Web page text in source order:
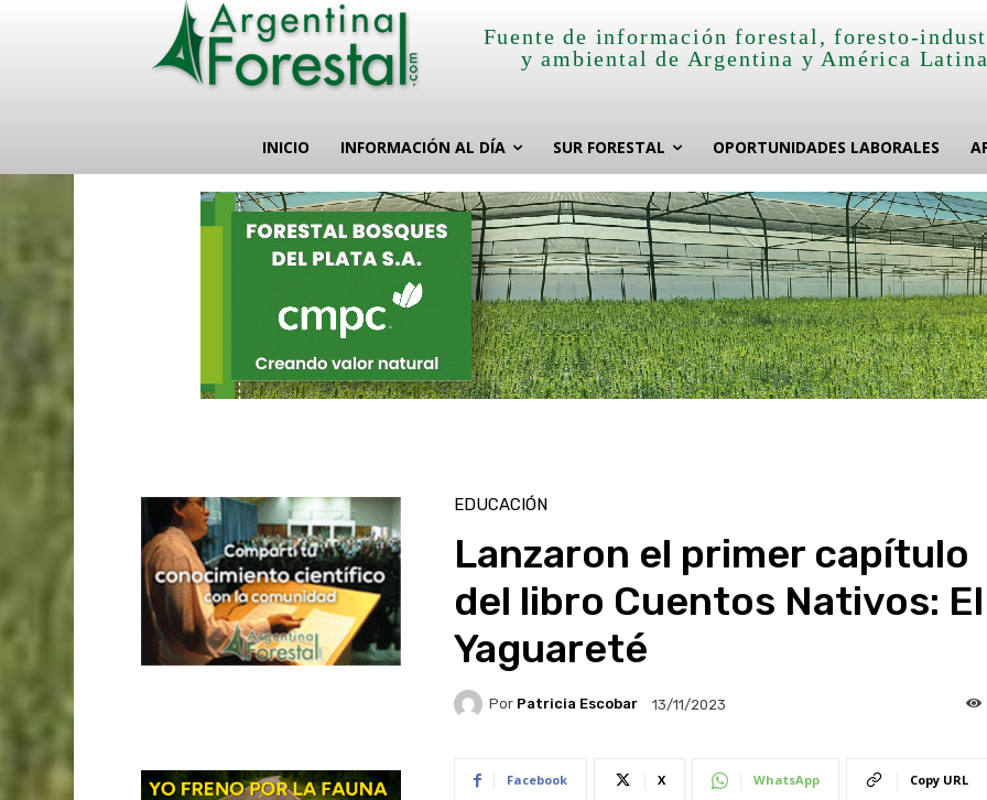
Fuente de información forestal, foresto-
y ambiental de Argentina y América
INICIO INFORMACIÓN AL DÍA SUR FORESTAL OPORTUNIDADES LABORALES
EDUCACIÓN
Lanzaron el primer capítulo
del libro Cuentos Nativos: El
Yaguareté
Por Patricia Escobar 13/11/2023
Facebook X WhatsApp Copy URL